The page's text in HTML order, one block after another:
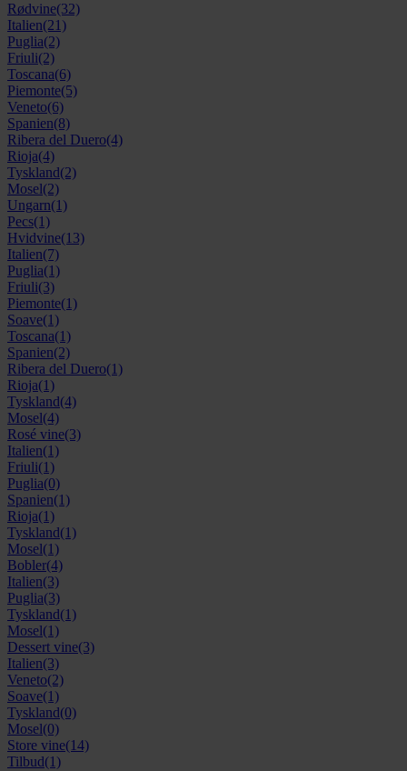
Rødvine(32)
Italien(21)
Puglia(2)
Friuli(2)
Toscana(6)
Piemonte(5)
Veneto(6)
Spanien(8)
Ribera del Duero(4)
Rioja(4)
Tyskland(2)
Mosel(2)
Ungarn(1)
Pecs(1)
Hvidvine(13)
Italien(7)
Puglia(1)
Friuli(3)
Piemonte(1)
Soave(1)
Toscana(1)
Spanien(2)
Ribera del Duero(1)
Rioja(1)
Tyskland(4)
Mosel(4)
Rosé vine(3)
Italien(1)
Friuli(1)
Puglia(0)
Spanien(1)
Rioja(1)
Tyskland(1)
Mosel(1)
Bobler(4)
Italien(3)
Puglia(3)
Tyskland(1)
Mosel(1)
Dessert vine(3)
Italien(3)
Veneto(2)
Soave(1)
Tyskland(0)
Mosel(0)
Store vine(14)
Tilbud(1)